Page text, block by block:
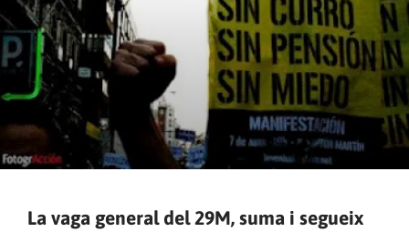
La vaga general del 29M, suma i segueix